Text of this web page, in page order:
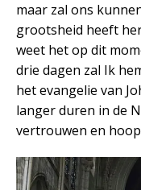
maar zal ons
grootsheid heeft
weet het op dit
drie dagen zal Ik
het evangelie van
langer duren in de
vertrouwen en